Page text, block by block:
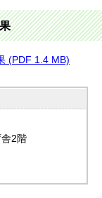
(PDF 1.4 MB)
2階